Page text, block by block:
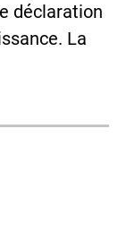
déclaration
La